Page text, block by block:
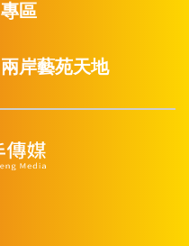
專區
兩岸藝苑天地